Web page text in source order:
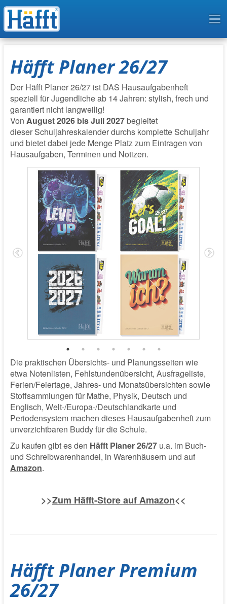
Häfft Planer 26/27
Der Häfft Planer 26/27 ist DAS Hausaufgabenheft
speziell für Jugendliche ab 14 Jahren: stylish, frech und
garantiert nicht langweilig!
Von August 2026 bis Juli 2027begleitet
dieser Schuljahreskalenderdurchs komplette Schuljahr
und bietet dabei jede Menge Platz zum Eintragen von
Hausaufgaben, Terminen und Notizen.
Die praktischen Übersichts- und Planungsseiten wie
etwa Notenlisten, Fehlstundenübersicht, Ausfrageliste,
Ferien/Feiertage, Jahres- und Monatsübersichten sowie
Stoffsammlungen für Mathe, Physik, Deutsch und
Englisch, Welt-/Europa-/Deutschlandkarte und
Periodensystem machen dieses Hausaufgabenheft zum
unverzichtbaren Buddy für die Schule.
Zu kaufen gibt es den Häfft Planer 26/27 u.a. im Buch-
und Schreibwarenhandel, in Warenhäusern und auf
Amazon.
>>Zum Häfft-Store auf Amazon<<
Häfft Planer Premium
26/27